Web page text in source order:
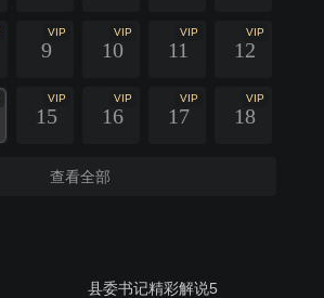
VIP
9
VIP
10
VIP
11
VIP
12
VIP
15
VIP
16
VIP
17
VIP
18
查看全部
县委书记精彩解说5